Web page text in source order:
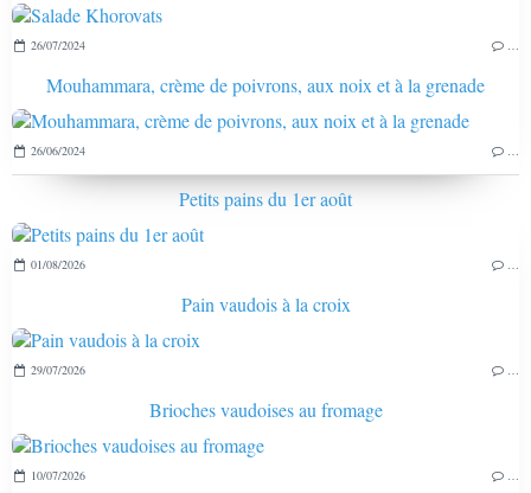
26/07/2024
Mouhammara, crème de poivrons, aux noix et à la grenade
26/06/2024
Petits pains du 1er août
01/08/2026
Pain vaudois à la croix
29/07/2026
Brioches vaudoises au fromage
10/07/2026